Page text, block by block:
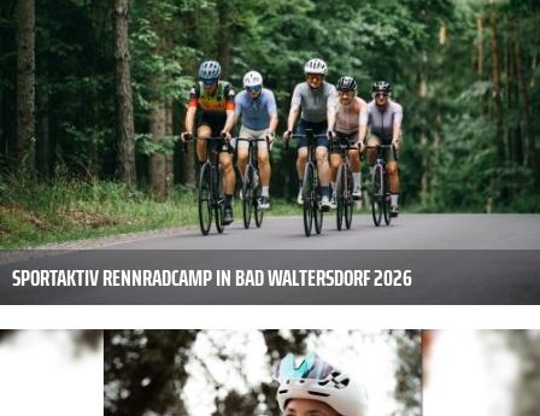
SPORTAKTIV RENNRADCAMP IN BAD WALTERSDORF 2026